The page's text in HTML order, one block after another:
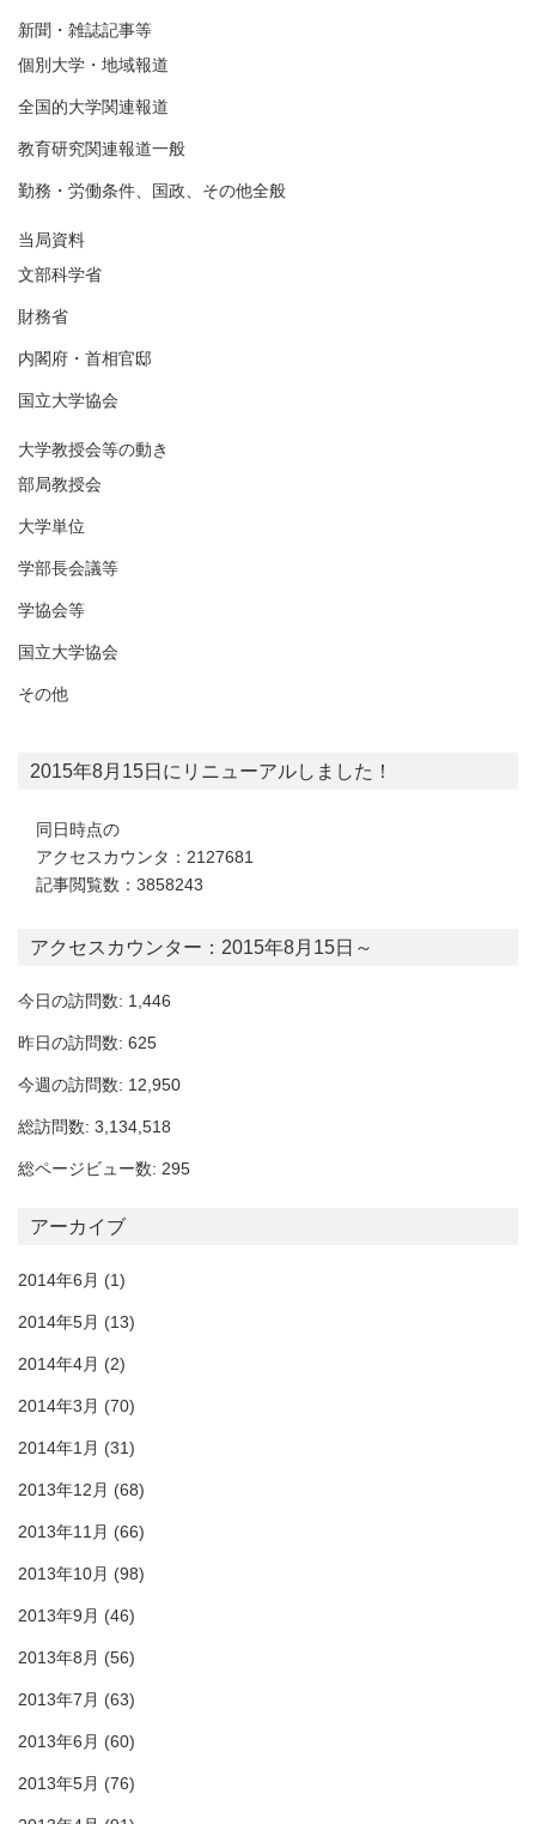
新聞・雑誌記事等
個別大学・地域報道
全国的大学関連報道
教育研究関連報道一般
勤務・労働条件、国政、その他全般
当局資料
文部科学省
財務省
内閣府・首相官邸
国立大学協会
大学教授会等の動き
部局教授会
大学単位
学部長会議等
学協会等
国立大学協会
その他
2015年8月15日にリニューアルしました！
同日時点の
アクセスカウンタ：2127681
記事閲覧数：3858243
アクセスカウンター：2015年8月15日～
今日の訪問数: 1,446
昨日の訪問数: 625
今週の訪問数: 12,950
総訪問数: 3,134,518
総ページビュー数: 295
アーカイブ
2014年6月 (1)
2014年5月 (13)
2014年4月 (2)
2014年3月 (70)
2014年1月 (31)
2013年12月 (68)
2013年11月 (66)
2013年10月 (98)
2013年9月 (46)
2013年8月 (56)
2013年7月 (63)
2013年6月 (60)
2013年5月 (76)